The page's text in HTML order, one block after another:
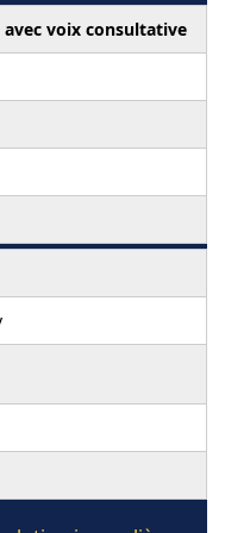
voix consultative